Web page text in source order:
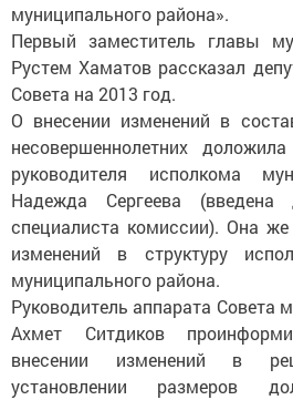
муниципального района».
Первый заместитель главы
Рустем Хаматов рассказал
Совета на 2013 год.
О внесении изменений в
несовершеннолетних
руководителя исполкома
Надежда Сергеева (введена
специалиста комиссии). Она
изменений в структуру
муниципального района.
Руководитель аппарата Совета
Ахмет Ситдиков
внесении изменений в
установлении размеров